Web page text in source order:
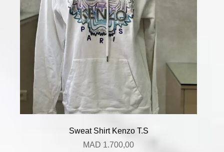
Sweat Shirt Kenzo T.S
MAD 1.700,00